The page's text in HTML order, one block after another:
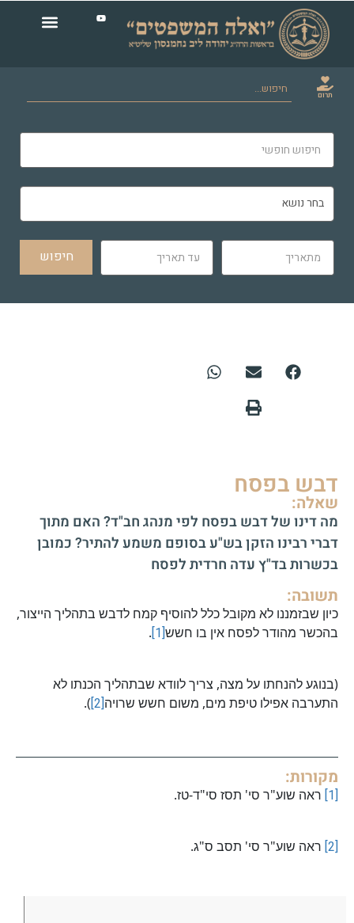
תרום
חיפוש
דבש בפסח
שאלה:
מה דינו של דבש בפסח לפי מנהג חב"ד? האם מתוך
דברי רבינו הזקן בש"ע בסופם משמע להתיר? כמובן
בכשרות בד"ץ עדה חרדית לפסח
תשובה:
כיון שבזמננו לא מקובל כלל להוסיף קמח לדבש בתהליך הייצור,
בהכשר מהודר לפסח אין בו חשש[1]
.
(בנוגע להנחתו על מצה, צריך לוודא שבתהליך הכנתו לא
התערבה אפילו טיפת מים, משום חשש שרויה[2]
).
מקורות:
[1] ראה שוע"ר סי' תסז סי"ד-טז.
[2] ראה שוע"ר סי' תסב ס"ג.